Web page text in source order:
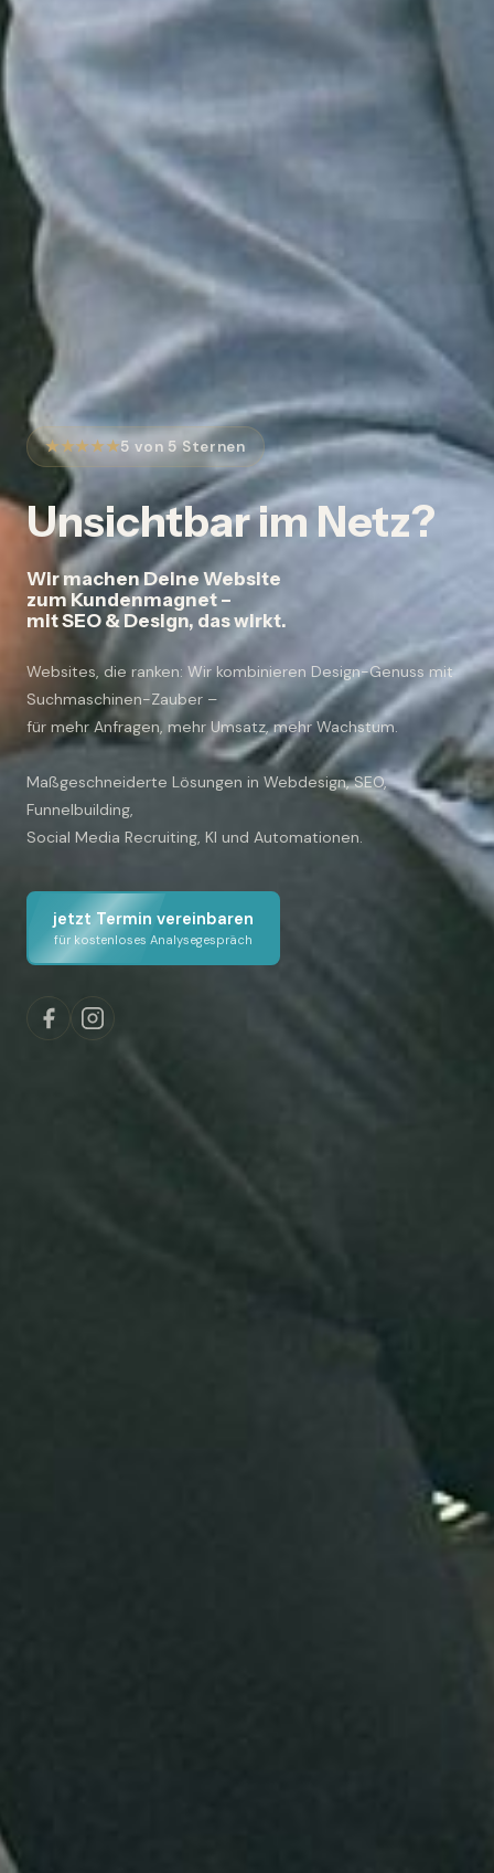
★★★★★5 von 5 Sternen
Unsichtbar im Netz?
Wir machen Deine Website
zum Kundenmagnet –
mit SEO & Design, das wirkt.
Websites, die ranken: Wir kombinieren Design-Genuss mit
Suchmaschinen-Zauber –
für mehr Anfragen, mehr Umsatz, mehr Wachstum.
Maßgeschneiderte Lösungen in Webdesign, SEO,
Funnelbuilding,
Social Media Recruiting, KI und Automationen.
jetzt Termin vereinbaren
für kostenloses Analysegespräch